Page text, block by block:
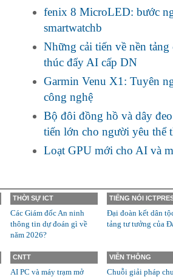
fenix 8 MicroLED: bước
smartwatchb
Những cải tiến về nền
thúc đẩy AI cấp DN
Garmin Venu X1: Tuyên
công nghệ
Bộ đôi đồng hồ và dây
tiến lớn cho người yêu thể
Loạt GPU mới cho AI và
THỜI SỰ ICT
Các Giám đốc An ninh
thông tin dự đoán gì về
năm 2026?
TIẾNG NÓI
Đại đoàn kết dân
tảng tư tưởng của
CNTT
AI PC và máy trạm mở
VIỄN THÔNG
Chuỗi giải pháp